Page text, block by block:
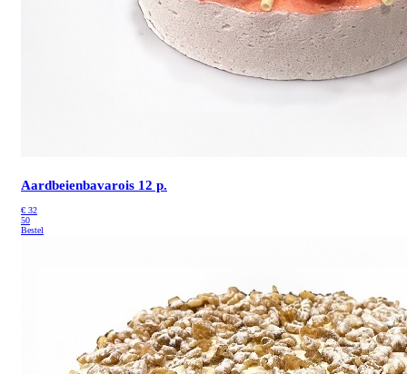
Aardbeienbavarois 12 p.
€ 32
50
Bestel